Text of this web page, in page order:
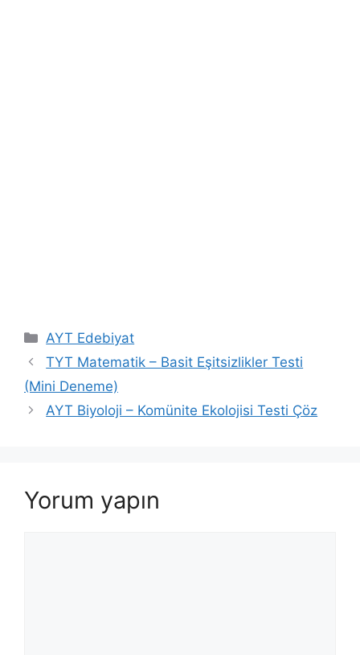
Kategoriler
AYT Edebiyat
TYT Matematik – Basit Eşitsizlikler Testi
(Mini Deneme)
AYT Biyoloji – Komünite Ekolojisi Testi Çöz
Yorum yapın